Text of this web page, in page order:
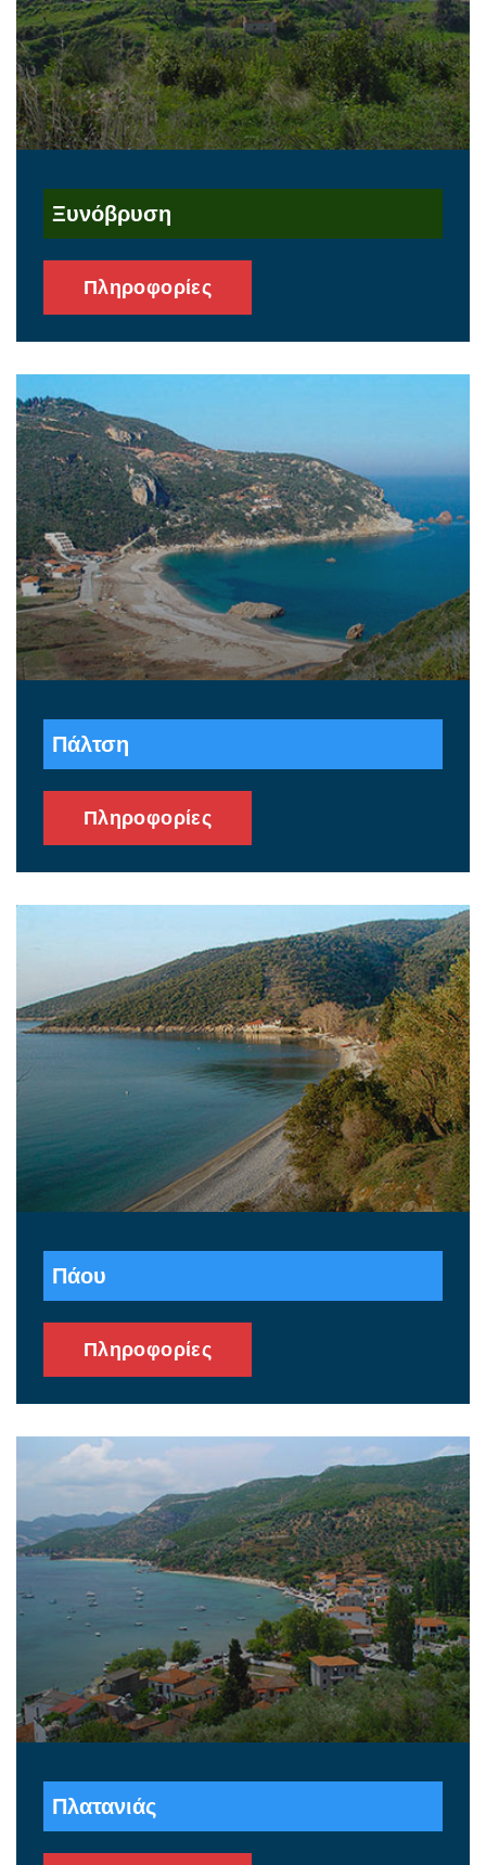
Ξυνόβρυση
Πληροφορίες
Πάλτση
Πληροφορίες
Πάου
Πληροφορίες
Πλατανιάς